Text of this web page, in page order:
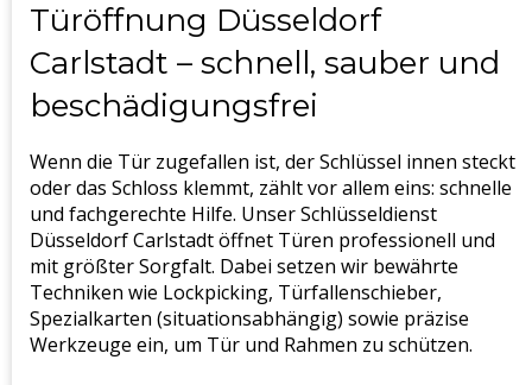
Türöffnung Düsseldorf
Carlstadt – schnell, sauber und
beschädigungsfrei
Wenn die Tür zugefallen ist, der Schlüssel innen steckt
oder das Schloss klemmt, zählt vor allem eins: schnelle
und fachgerechte Hilfe. Unser Schlüsseldienst
Düsseldorf Carlstadt öffnet Türen professionell und
mit größter Sorgfalt. Dabei setzen wir bewährte
Techniken wie Lockpicking, Türfallenschieber,
Spezialkarten (situationsabhängig) sowie präzise
Werkzeuge ein, um Tür und Rahmen zu schützen.